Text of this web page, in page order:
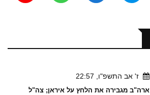
ז' אב התשפ"ו, 22:57
ארה"ב מגבירה את הלחץ על איראן; צה"ל